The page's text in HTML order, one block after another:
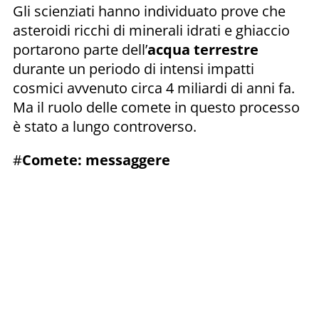
Gli scienziati hanno individuato prove che
asteroidi ricchi di minerali idrati e ghiaccio
portarono parte dell’acqua terrestre
durante un periodo di intensi impatti
cosmici avvenuto circa 4 miliardi di anni fa.
Ma il ruolo delle comete in questo processo
è stato a lungo controverso.
#Comete: messaggere